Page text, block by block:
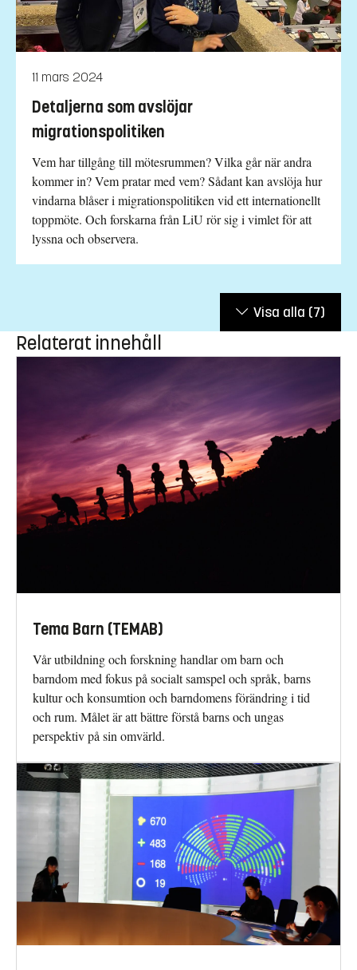
11 mars 2024
Detaljerna som avslöjar
migrationspolitiken
Vem har tillgång till mötesrummen? Vilka går när andra
kommer in? Vem pratar med vem? Sådant kan avslöja hur
vindarna blåser i migrationspolitiken vid ett internationellt
toppmöte. Och forskarna från LiU rör sig i vimlet för att
lyssna och observera.
Visa alla (7)
Relaterat innehåll
Tema Barn (TEMAB)
Vår utbildning och forskning handlar om barn och
barndom med fokus på socialt samspel och språk, barns
kultur och konsumtion och barndomens förändring i tid
och rum. Målet är att bättre förstå barns och ungas
perspektiv på sin omvärld.